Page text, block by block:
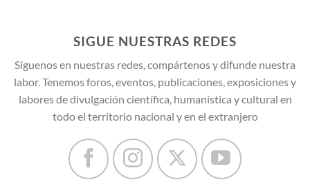
SIGUE NUESTRAS REDES
Síguenos en nuestras redes, compártenos y difunde nuestra
labor. Tenemos foros, eventos, publicaciones, exposiciones y
labores de divulgación científica, humanística y cultural en
todo el territorio nacional y en el extranjero